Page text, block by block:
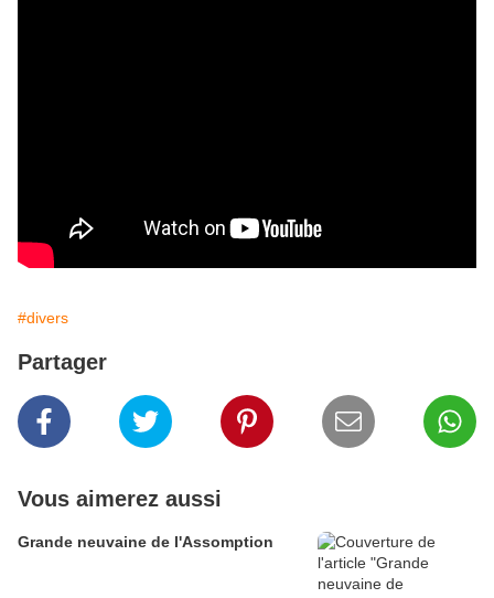
#divers
Partager
Vous aimerez aussi
Grande neuvaine de l'Assomption